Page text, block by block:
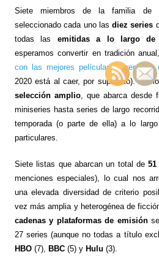
Siete miembros de la familia de
seleccionado cada uno lasdiez series
todas las emitidas a lo largo de
esperamos convertir en tradición
con las mejores películas estrenadas
2020 está al caer, por supuesto).
selección amplio, que abarca desde
miniseries hasta series de largo
temporada (o parte de ella) a lo
particulares.
Siete listas que abarcan un total de
menciones especiales), lo cual nos
una elevada diversidad de criterio
vez más amplia y heterogénea de
cadenas y plataformas de emisiónse
27 series (aunque no todas a título
HBO(7), BBC(5) y Hulu (3).